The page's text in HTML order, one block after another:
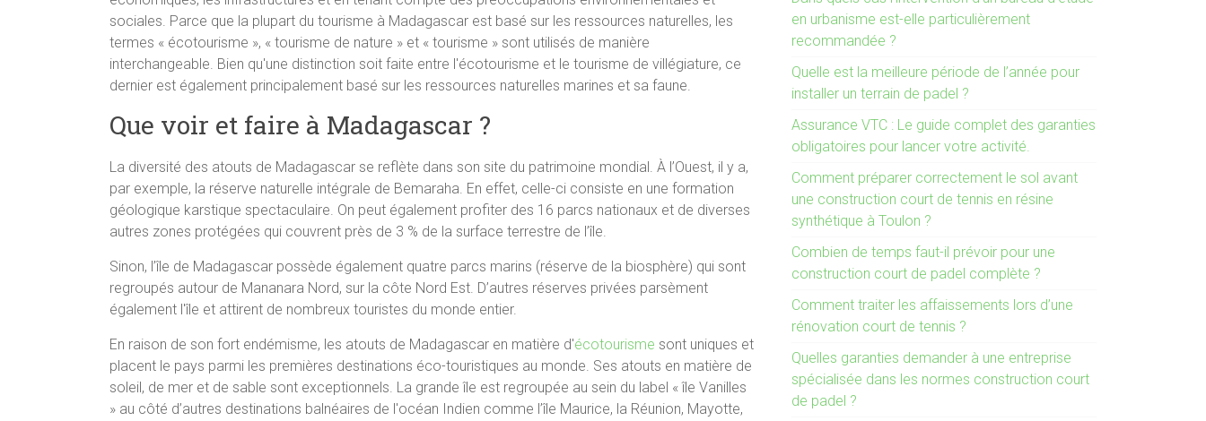
sociales. Parce que la plupart du tourisme à Madagascar est basé sur les ressources naturelles, les
termes « écotourisme », « tourisme de nature » et « tourisme » sont utilisés de manière
interchangeable. Bien qu'une distinction soit faite entre l'écotourisme et le tourisme de villégiature, ce
dernier est également principalement basé sur les ressources naturelles marines et sa faune.
Que voir et faire à Madagascar ?
La diversité des atouts de Madagascar se reflète dans son site du patrimoine mondial. À l’Ouest, il y a,
par exemple, la réserve naturelle intégrale de Bemaraha. En effet, celle-ci consiste en une formation
géologique karstique spectaculaire. On peut également profiter des 16 parcs nationaux et de diverses
autres zones protégées qui couvrent près de 3 % de la surface terrestre de l’île.
Sinon, l’île de Madagascar possède également quatre parcs marins (réserve de la biosphère) qui sont
regroupés autour de Mananara Nord, sur la côte Nord Est. D’autres réserves privées parsèment
également l'île et attirent de nombreux touristes du monde entier.
En raison de son fort endémisme, les atouts de Madagascar en matière d'écotourisme sont uniques et
placent le pays parmi les premières destinations éco-touristiques au monde. Ses atouts en matière de
soleil, de mer et de sable sont exceptionnels. La grande île est regroupée au sein du label « île Vanilles
» au côté d’autres destinations balnéaires de l'océan Indien comme l’île Maurice, la Réunion, Mayotte,
en urbanisme est-elle particulièrement
recommandée ?
Quelle est la meilleure période de l’année pour
installer un terrain de padel ?
Assurance VTC : Le guide complet des garanties
obligatoires pour lancer votre activité.
Comment préparer correctement le sol avant
une construction court de tennis en résine
synthétique à Toulon ?
Combien de temps faut-il prévoir pour une
construction court de padel complète ?
Comment traiter les affaissements lors d’une
rénovation court de tennis ?
Quelles garanties demander à une entreprise
spécialisée dans les normes construction court
de padel ?